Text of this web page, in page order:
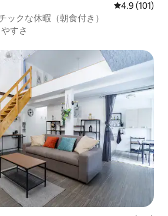
レビュー101
4.9 (101)
ックな休暇（朝食付き）
すさ
スです。